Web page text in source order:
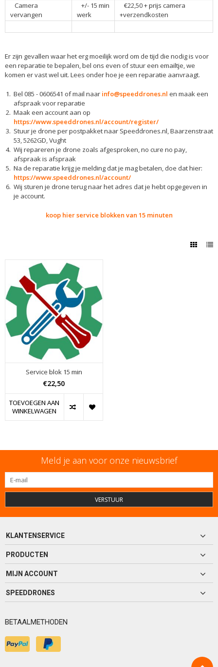
Camera
vervangen
+/- 15 min
werk
€22,50 + prijs camera
+verzendkosten
Er zijn gevallen waar het erg moeilijk word om de tijd die nodig is voor
een reparatie te bepalen, bel ons even of stuur een emailtje, we
komen er vast wel uit. Lees onder hoe je een reparatie aanvraagt.
Bel 085 - 0606541 of mail naar info@speeddrones.nl en maak een
afspraak voor reparatie
Maak een account aan op
https://www.speeddrones.nl/account/register/
Stuur je drone per postpakket naar Speeddrones.nl, Baarzenstraat
53, 5262GD, Vught
Wij repareren je drone zoals afgesproken, no cure no pay,
afspraak is afspraak
Na de reparatie krijg je melding dat je mag betalen, doe dat hier:
https://www.speeddrones.nl/account/
Wij sturen je drone terug naar het adres dat je hebt opgegeven in
je account.
koop hier service blokken van 15 minuten
Service blok 15 min
€22,50
TOEVOEGEN AAN
WINKELWAGEN
Meld je aan voor onze nieuwsbrief
VERSTUUR
KLANTENSERVICE
PRODUCTEN
MIJN ACCOUNT
SPEEDDRONES
BETAALMETHODEN